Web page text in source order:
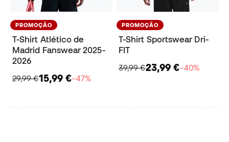
PROMOÇÃO
T-Shirt Atlético de
Madrid Fanswear 2025-
2026
29,99 €15,99 €−47%
PROMOÇÃO
T-Shirt Sportswear Dri-
FIT
39,99 €23,99 €−40%